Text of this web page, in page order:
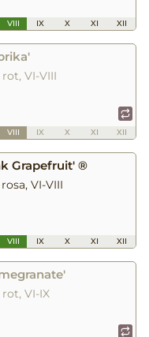
VIII IX X XI XII
VI-VIII
VIII IX X XI XII
Grapefruit' ®
VI-VIII
VIII IX X XI XII
VI-IX